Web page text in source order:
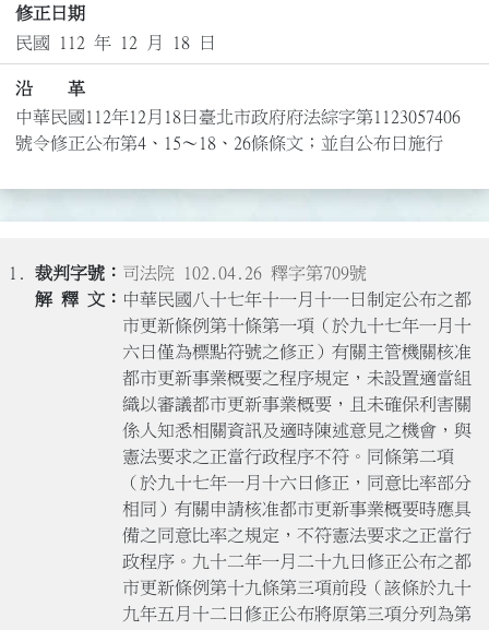
修正日期
民國 112 年 12 月 18 日
沿 革
中華民國112年12月18日臺北市政府府法綜字第1123057406
號令修正公布第4、15～18、26條條文；並自公布日施行
1.
司法院 102.04.26 釋字第709號
中華民國八十七年十一月十一日制定公布之都
市更新條例第十條第一項（於九十七年一月十
六日僅為標點符號之修正）有關主管機關核准
都市更新事業概要之程序規定，未設置適當組
織以審議都市更新事業概要，且未確保利害關
係人知悉相關資訊及適時陳述意見之機會，與
憲法要求之正當行政程序不符。同條第二項
（於九十七年一月十六日修正，同意比率部分
相同）有關申請核准都市更新事業概要時應具
備之同意比率之規定，不符憲法要求之正當行
政程序。九十二年一月二十九日修正公布之都
市更新條例第十九條第三項前段（該條於九十
九年五月十二日修正公布將原第三項分列為第